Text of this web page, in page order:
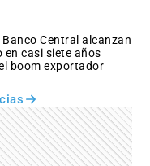
Central alcanzan
en casi siete años
boom exportador